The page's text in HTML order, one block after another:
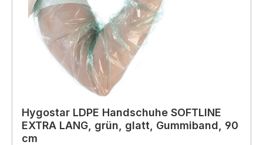
Hygostar LDPE Handschuhe SOFTLINE
EXTRA LANG, grün, glatt, Gummiband, 90
cm